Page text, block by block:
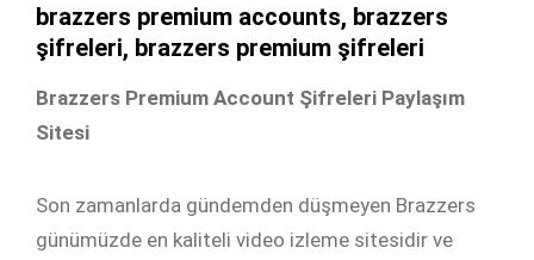
brazzers premium accounts, brazzers
şifreleri, brazzers premium şifreleri
Brazzers Premium Account Şifreleri Paylaşım
Sitesi
Son zamanlarda gündemden düşmeyen Brazzers
günümüzde en kaliteli video izleme sitesidir ve